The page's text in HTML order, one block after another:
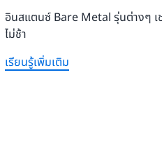
อินสแตนซ์ Bare Metal รุ่นต่างๆ เ
ไม่ช้า
เรียนรู้เพิ่มเติม